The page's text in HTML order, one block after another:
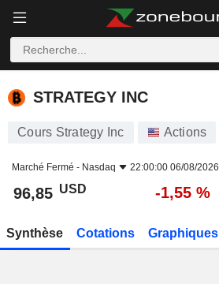
STRATEGY INC
STRATEGY INC
Cours Strategy Inc Actions
Marché Fermé - Nasdaq 22:00:00 06/08/2026
96,85 USD -1,55 %
Synthèse Cotations Graphiques